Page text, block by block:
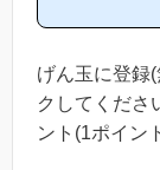
も簡単にお小
ページからげん
げん玉に登録
クしてくださ
ント(1ポイン